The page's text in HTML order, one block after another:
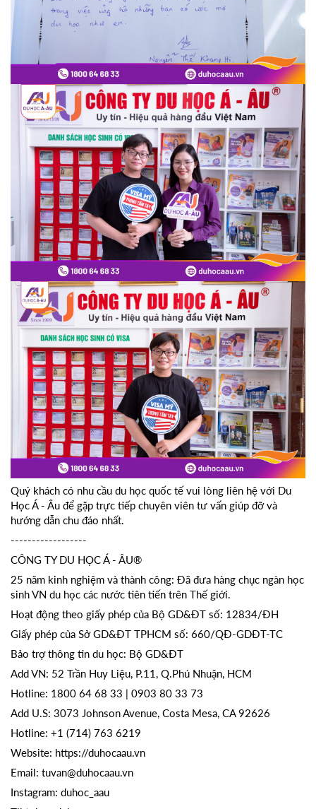
Quý khách có nhu cầu du học quốc tế vui lòng liên hệ với Du
Học Á - Âu để gặp trực tiếp chuyên viên tư vấn giúp đỡ và
hướng dẫn chu đáo nhất.
------------------
CÔNG TY DU HỌC Á - ÂU®
25 năm kinh nghiệm và thành công: Đã đưa hàng chục ngàn học
sinh VN du học các nước tiên tiến trên Thế giới.
Hoạt động theo giấy phép của Bộ GD&ĐT số: 12834/ĐH
Giấy phép của Sở GD&ĐT TPHCM số: 660/QĐ-GDĐT-TC
Bảo trợ thông tin du học: Bộ GD&ĐT
Add VN: 52 Trần Huy Liệu, P.11, Q.Phú Nhuận, HCM
Hotline: 1800 64 68 33 | 0903 80 33 73
Add U.S: 3073 Johnson Avenue, Costa Mesa, CA 92626
Hotline: +1 (714) 763 6219
Website: https://duhocaau.vn
Email: tuvan@duhocaau.vn
Instagram: duhoc_aau